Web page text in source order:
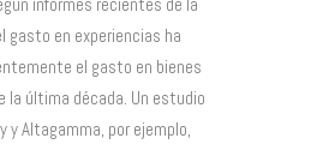
gasto en experiencias ha
el gasto en bienes
la última década. Un estudio
y Altagamma, por ejemplo,